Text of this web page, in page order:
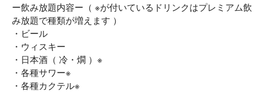
ー飲み放題内容ー（ ※が付いているドリンクはプレミアム飲
み放題で種類が増えます ）
・ビール
・ウィスキー
・日本酒（ 冷・燗 ）※
・各種サワー※
・各種カクテル※